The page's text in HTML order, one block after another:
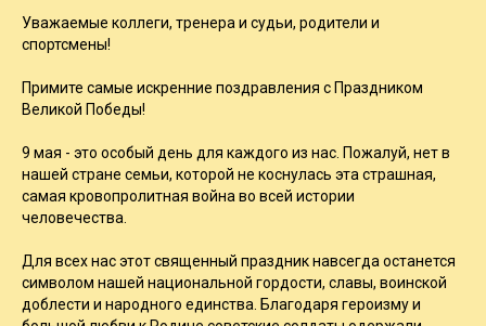
Уважаемые коллеги, тренера и судьи, родители и
спортсмены!
Примите самые искренние поздравления с Праздником
Великой Победы!
9 мая - это особый день для каждого из нас. Пожалуй, нет в
нашей стране семьи, которой не коснулась эта страшная,
самая кровопролитная война во всей истории
человечества.
Для всех нас этот священный праздник навсегда останется
символом нашей национальной гордости, славы, воинской
доблести и народного единства. Благодаря героизму и